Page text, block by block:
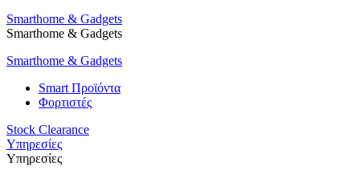
Smarthome & Gadgets
Smarthome & Gadgets
Smarthome & Gadgets
Smart Προϊόντα
Φορτιστές
Stock Clearance
Υπηρεσίες
Υπηρεσίες